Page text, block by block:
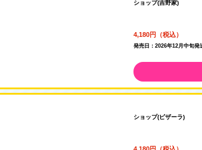
ショップ(吉野家)
4,180円（税込）
発売日：2026年12月中旬発
ショップ(ピザーラ)